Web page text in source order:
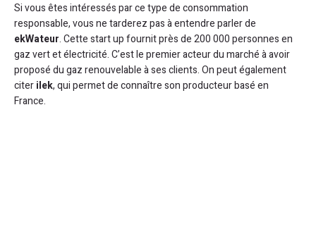
Si vous êtes intéressés par ce type de consommation
responsable, vous ne tarderez pas à entendre parler de
ekWateur. Cette start up fournit près de 200 000 personnes en
gaz vert et électricité. C’est le premier acteur du marché à avoir
proposé du gaz renouvelable à ses clients. On peut également
citerilek, qui permet de connaître son producteur basé en
France.